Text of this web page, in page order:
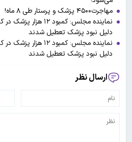
مهاجرت۴۵۰۰ پزشک و پرستار طی ۸ ماه!
نماینده مجلس: کمبود
دلیل نبود پزشک تعطیل شدند
نماینده مجلس: کمبود
دلیل نبود پزشک تعطیل شدند
ارسال نظر